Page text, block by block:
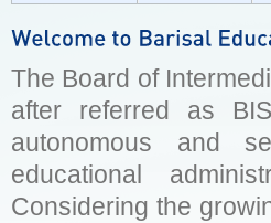
The Board of
after referred as
autonomous and
educational
Considering the